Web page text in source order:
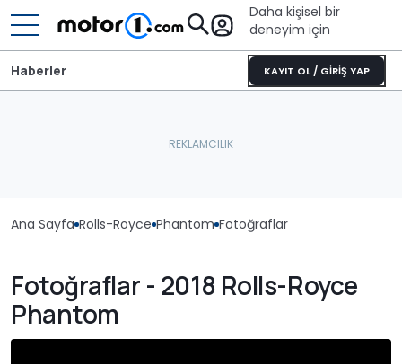
Daha kişisel bir
deneyim için
KAYIT OL / GİRİŞ YAP
Haberler
Ana Sayfa Rolls-Royce Phantom Fotoğraflar
Fotoğraflar - 2018 Rolls-Royce
Phantom